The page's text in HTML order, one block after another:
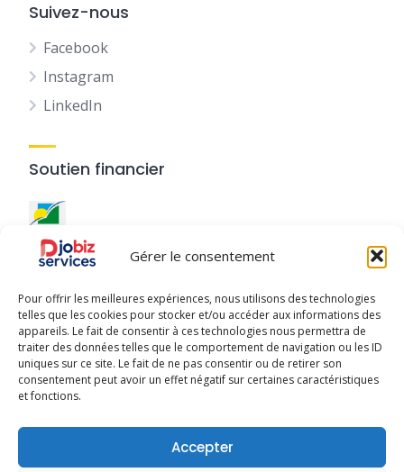
Gérer le consentement
Pour offrir les meilleures expériences, nous utilisons des technologies
telles que les cookies pour stocker et/ou accéder aux informations des
appareils. Le fait de consentir à ces technologies nous permettra de
traiter des données telles que le comportement de navigation ou les ID
uniques sur ce site. Le fait de ne pas consentir ou de retirer son
consentement peut avoir un effet négatif sur certaines caractéristiques
et fonctions.
Accepter
Suivez-nous
Facebook
Instagram
LinkedIn
Soutien financier
Ce site a été réalisé avec lesoutien financier de la
Djobiz © 2025 - Tous droits réservés
Conditions d’Utilisation